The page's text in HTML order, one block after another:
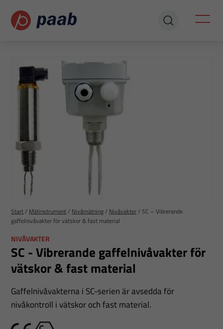
Start/ Mätinstrument/ Nivåmätning/ Nivåvakter/SC – Vibrerande
gaffelnivåvakter för vätskor & fast material
NIVÅVAKTER
SC - Vibrerande gaffelnivåvakter för
vätskor & fast material
Gaffelnivåvakterna i SC-serien är avsedda för
nivåkontroll i vätskor och fast material.